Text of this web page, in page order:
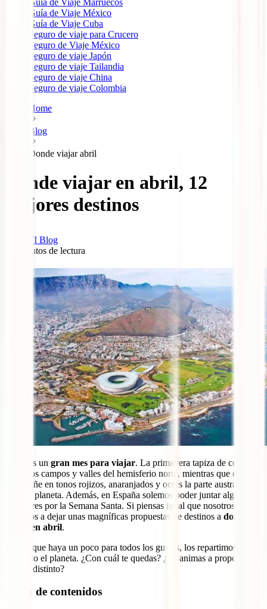
Guía de Viaje México
Guía de Viaje Cuba
Seguro de viaje para Crucero
Seguro de Viaje México
Seguro de viaje Japón
Seguro de viaje Tailandia
Seguro de viaje China
Seguro de viaje Colombia
Home
Blog
Donde viajar abril
Dónde viajar en abril, 12
mejores destinos
IATI Blog
minutos de lectura
es un gran mes para viajar. La primavera tapiza de coloridas
flores los campos y valles del hemisferio norte, mientras que el
otoño tiñe en tonos rojizos, anaranjados y ocres la parte austral de
nuestro planeta. Además, en España solemos poder juntar algunos
días libres por la Semana Santa. Si piensas igual que nosotros, aquí
te vamos a dejar unas magníficas propuestas de destinos a donde
viajar en abril.
Y para que haya un poco para todos los gustos, los repartimos por
casi todo el planeta. ¿Con cuál te quedas? ¿Te animas a proponernos
alguno distinto?
Tabla de contenidos